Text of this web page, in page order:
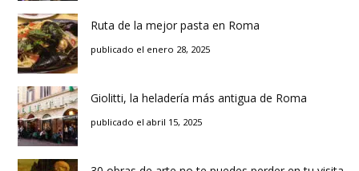
Ruta de la mejor pasta en Roma
publicado el enero 28, 2025
Giolitti, la heladería más antigua de Roma
publicado el abril 15, 2025